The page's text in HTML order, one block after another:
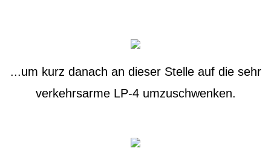
...um kurz danach an dieser Stelle auf die sehr
verkehrsarme LP-4 umzuschwenken.